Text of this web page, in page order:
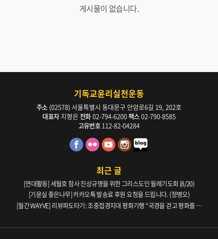
게시물이 없습니다.
기독교윤리실천운동
주소 (02578) 서울특별시 동대문구 안암로6길 19, 202호
대표자지형은 전화02-794-6200팩스 02-790-8585
고유번호 112-82-04284
최근 글
[연대활동] 세월호 참사 진상규명을 위한 그리스도인 월례기도회 (8/20)
[기윤실 좋은나무] 카카오톡 발송료 후원 요청을 드립니다. (정병오)
[월간 WAYVE] 리뷰파도타기: 조중접경지대 평화기행 “국경을 걷고 평화를 생